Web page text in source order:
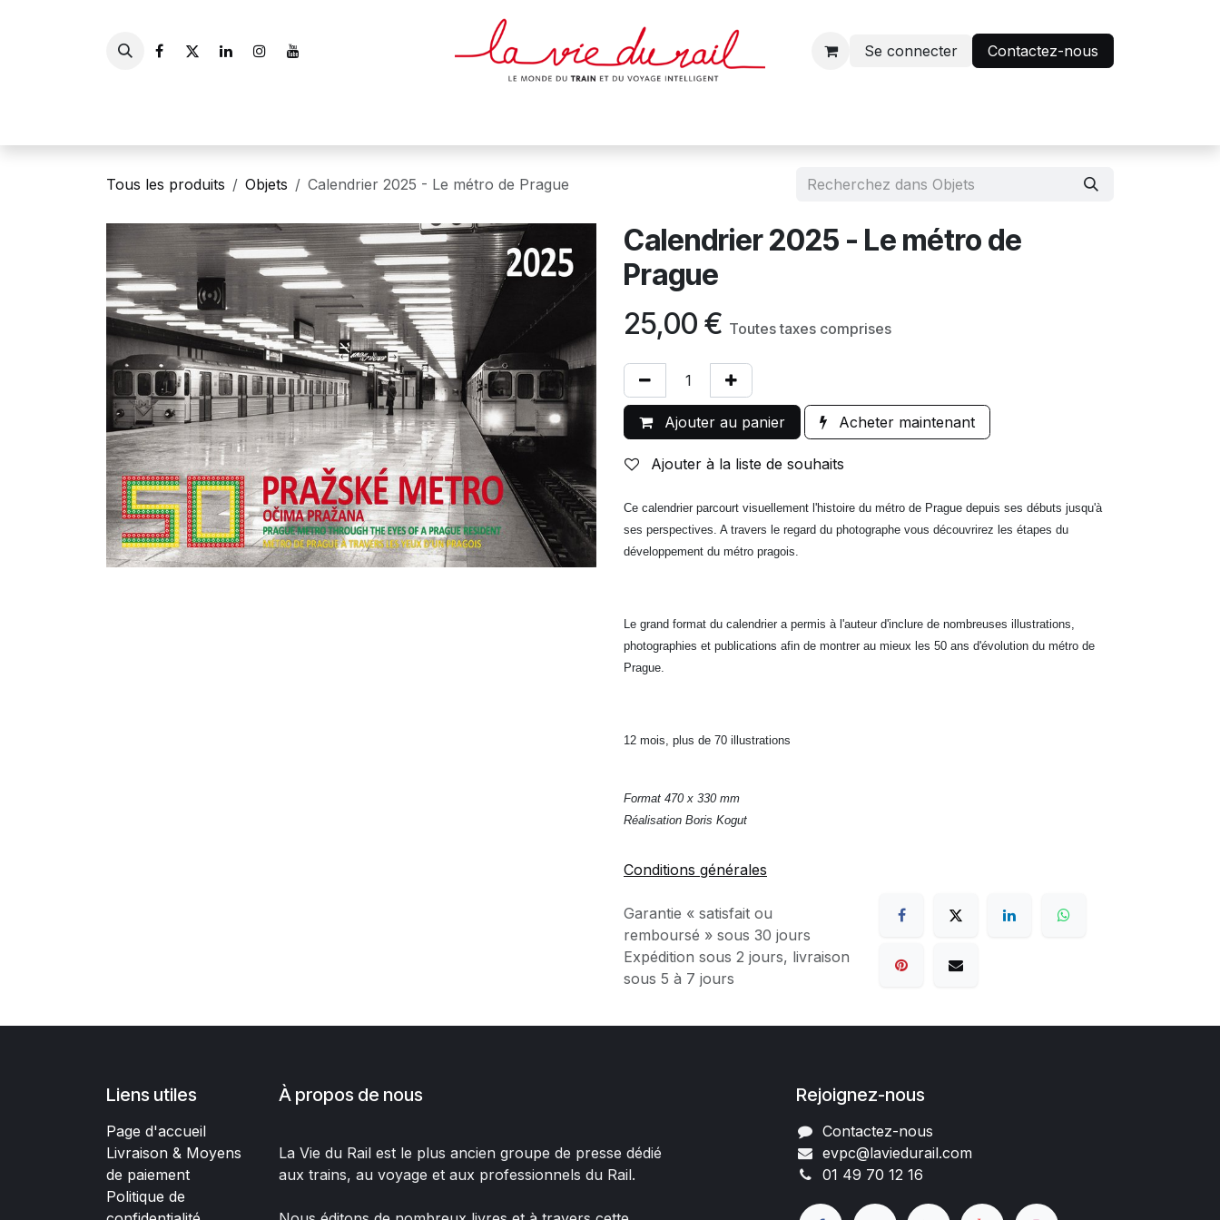
Se connecter Contactez-nous
Tous les produits Objets Calendrier 2025 - Le métro de Prague
Calendrier 2025 - Le métro de
Prague
25,00 € Toutes taxes comprises
Ajouter au panier Acheter maintenant
Ajouter à la liste de souhaits
Ce calendrier parcourt visuellement l'histoire du métro de Prague depuis ses débuts jusqu'à
ses perspectives. A travers le regard du photographe vous découvrirez les étapes du
développement du métro pragois.
Le grand format du calendrier a permis à l'auteur d'inclure de nombreuses illustrations,
photographies et publications afin de montrer au mieux les 50 ans d'évolution du métro de
Prague.
12 mois, plus de 70 illustrations
Format 470 x 330 mm
Réalisation Boris Kogut
Conditions générales
Garantie « satisfait ou
remboursé » sous 30 jours
Expédition sous 2 jours, livraison
sous 5 à 7 jours
Liens utiles
Page d'accueil
Livraison & Moyens
de paiement
Politique de
À propos de nous
La Vie du Rail est le plus ancien groupe de presse dédié
aux trains, au voyage et aux professionnels du Rail.
Rejoignez-nous
Contactez-nous
evpc@laviedurail.com
01 49 70 12 16